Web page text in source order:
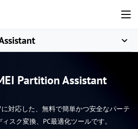
Partition Assistant
対応した、無料で簡単かつ安全なパーテ
スク変換、PC最適化ツールです。